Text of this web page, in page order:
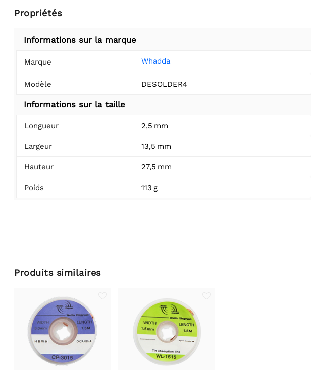
Propriétés
Informations sur la marque
Marque Whadda
Modèle DESOLDER4
Informations sur la taille
Longueur 2,5 mm
Largeur 13,5 mm
Hauteur 27,5 mm
Poids 113 g
Produits similaires